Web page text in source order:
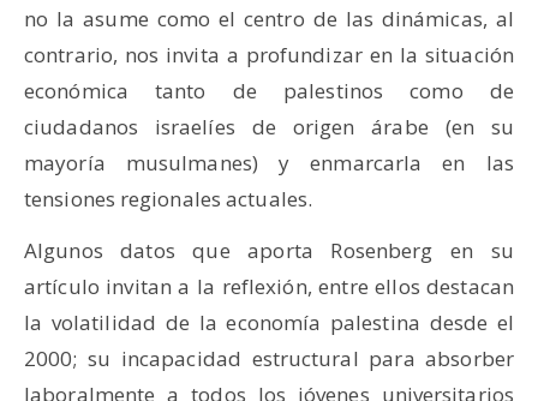
no la asume como el centro de las dinámicas, al
contrario, nos invita a profundizar en la situación
económica tanto de palestinos como de
ciudadanos israelíes de origen árabe (en su
mayoría musulmanes) y enmarcarla en las
tensiones regionales actuales.
Algunos datos que aporta Rosenberg en su
artículo invitan a la reflexión, entre ellos destacan
la volatilidad de la economía palestina desde el
2000; su incapacidad estructural para absorber
laboralmente a todos los jóvenes universitarios